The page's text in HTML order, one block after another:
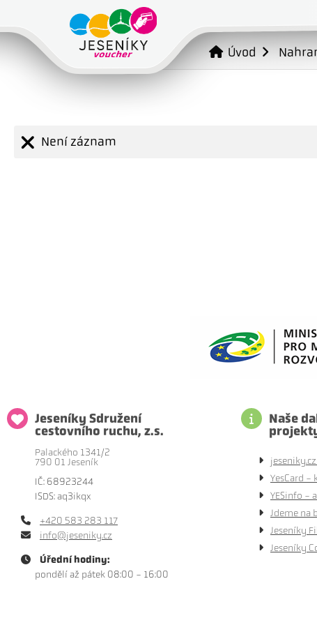
Úvod
Není záznam
Jeseníky Sdružení
cestovního ruchu, z.s.
Palackého 1341/2
790 01 Jeseník
IČ: 68923244
ISDS: aq3ikqx
+420 583 283 117
info@jeseniky.cz
Úřední hodiny:
pondělí až pátek 08:00 - 16:00
Naše
YesCard -
YESinfo -
Jdeme na
Jeseníky
Jeseníky